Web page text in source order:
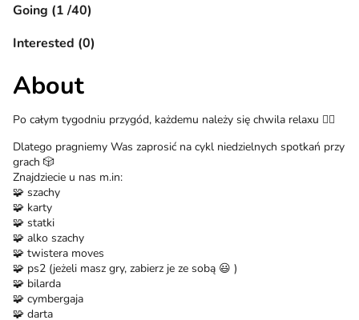
Going (1 /40)
Interested (0)
About
Po całym tygodniu przygód, każdemu należy się chwila relaxu 🧘‍♀️
Dlatego pragniemy Was zaprosić na cykl niedzielnych spotkań przy
grach 🎲
Znajdziecie u nas m.in:
🧩 szachy
🧩 karty
🧩 statki
🧩 alko szachy
🧩 twistera moves
🧩 ps2 (jeżeli masz gry, zabierz je ze sobą 😃 )
🧩 bilarda
🧩 cymbergaja
🧩 darta